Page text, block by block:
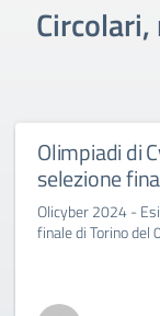
Olimpiadi di
selezione
Olicyber 2024 -
finale di Torino del